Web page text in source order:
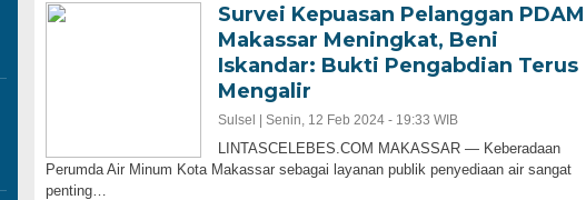
Survei Kepuasan Pelanggan PDAM
Makassar Meningkat, Beni
Iskandar: Bukti Pengabdian Terus
Mengalir
Sulsel | Senin, 12 Feb 2024 - 19:33 WIB
LINTASCELEBES.COM MAKASSAR — Keberadaan
Perumda Air Minum Kota Makassar sebagai layanan publik penyediaan air sangat
penting…